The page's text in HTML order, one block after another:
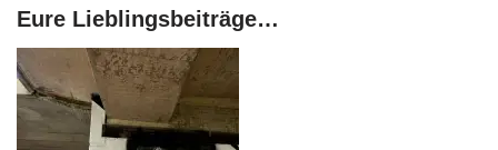
Eure Lieblingsbeiträge…